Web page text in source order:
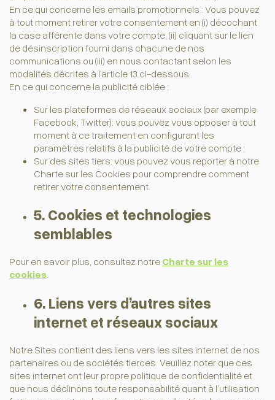
En ce qui concerne les emails promotionnels : Vous pouvez
à tout moment retirer votre consentement en (i) décochant
la case afférente dans votre compte, (ii) cliquant sur le lien
de désinscription fourni dans chacune de nos
communications ou (iii) en nous contactant selon les
modalités décrites à l’article 13 ci-dessous.
En ce qui concerne la publicité ciblée :
Sur les plateformes de réseaux sociaux (par exemple
Facebook, Twitter): vous pouvez vous opposer à tout
moment à ce traitement en configurant les
paramètres relatifs à la publicité de votre compte ;
Sur des sites tiers: vous pouvez vous reporter à notre
Charte sur les Cookies pour comprendre comment
retirer votre consentement.
5. Cookies et technologies
semblables
Pour en savoir plus, consultez notre Charte sur les
cookies.
6. Liens vers d’autres sites
internet et réseaux sociaux
Notre Sites contient des liens vers les sites internet de nos
partenaires ou de sociétés tierces. Veuillez noter que ces
sites internet ont leur propre politique de confidentialité et
que nous déclinons toute responsabilité quant à l’utilisation